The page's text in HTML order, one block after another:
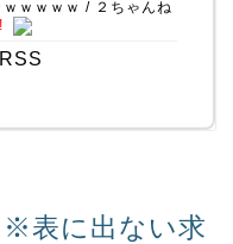
ｗｗｗｗ / ２ちゃんね
※表に出ない求